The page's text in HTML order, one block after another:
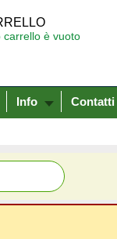
carrello è vuoto
Info Contatti